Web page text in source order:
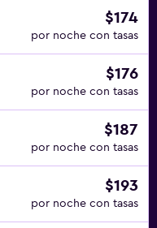
$174
por noche con tasas
$176
por noche con tasas
$187
por noche con tasas
$193
por noche con tasas